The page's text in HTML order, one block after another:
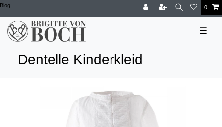
Blog 0
☰
Dentelle Kinderkleid